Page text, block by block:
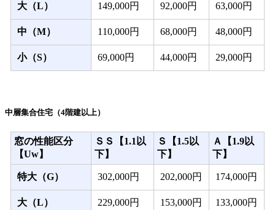
大（L） 149,000円 92,000円 63,000円
中（M） 110,000円 68,000円 48,000円
小（S） 69,000円 44,000円 29,000円
中層集合住宅（4階建以上）
窓の性能区分
【Uw】
ＳＳ【1.1以
下】
Ｓ【1.5以
下】
Ａ【1.9以
下】
特大（G） 302,000円 202,000円 174,000円
大（L） 229,000円 153,000円 133,000円